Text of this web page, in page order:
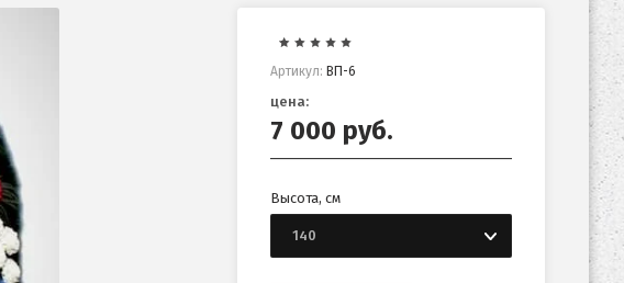
Артикул: ВП-6
цена:
7 000 руб.
Высота, см